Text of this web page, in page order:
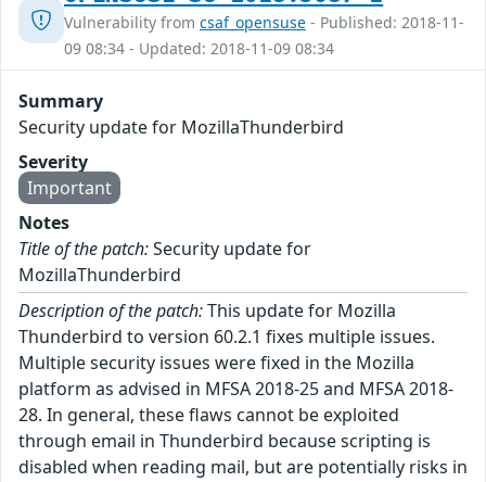
Vulnerability from csaf_opensuse - Published: 2018-11-
09 08:34 - Updated: 2018-11-09 08:34
Summary
Security update for MozillaThunderbird
Severity
Important
Notes
Title of the patch:Security update for
MozillaThunderbird
Description of the patch:This update for Mozilla
Thunderbird to version 60.2.1 fixes multiple issues.
Multiple security issues were fixed in the Mozilla
platform as advised in MFSA 2018-25 and MFSA 2018-
28. In general, these flaws cannot be exploited
through email in Thunderbird because scripting is
disabled when reading mail, but are potentially risks in